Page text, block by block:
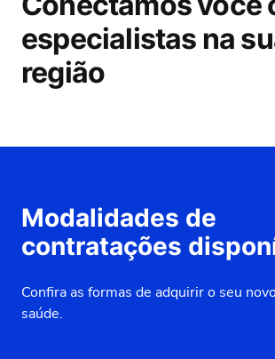
especialistas na
região
Modalidades de
contratações
Confira as formas de adquirir o seu
saúde.